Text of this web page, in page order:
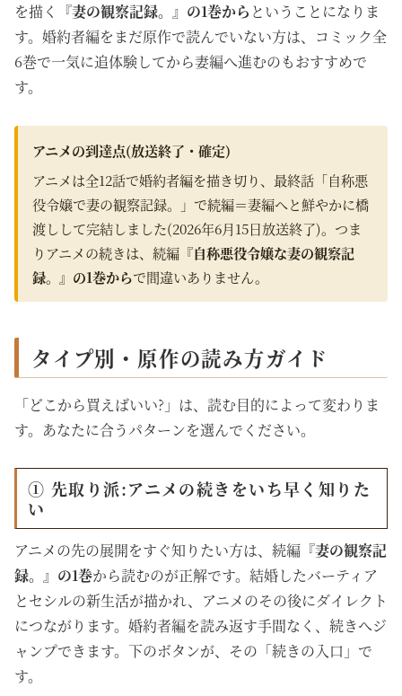
を描く 『妻の観察記録。』の1巻から ということになりま
す。婚約者編をまだ原作で読んでいない方は、コミック全
6巻で一気に追体験してから妻編へ進むのもおすすめで
す。
アニメの到達点(放送終了・確定)
アニメは全12話で婚約者編を描き切り、最終話「自称悪
役令嬢で妻の観察記録。」で続編＝妻編へと鮮やかに橋
渡しして完結しました(2026年6月15日放送終了)。つま
りアニメの続きは、続編 『自称悪役令嬢な妻の観察記
録。』の1巻からで間違いありません。
タイプ別・原作の読み方ガイド
「どこから買えばいい?」は、読む目的によって変わりま
す。あなたに合うパターンを選んでください。
① 先取り派:アニメの続きをいち早く知りた
い
アニメの先の展開をすぐ知りたい方は、続編 『妻の観察記
録。』の1巻から読むのが正解です。結婚したバーティア
とセシルの新生活が描かれ、アニメのその後にダイレクト
につながります。婚約者編を読み返す手間なく、続きへジ
ャンプできます。下のボタンが、その「続きの入口」で
す。